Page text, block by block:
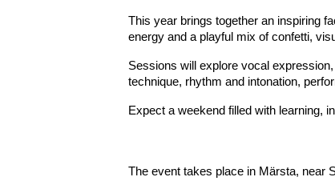
This year brings together an inspiring
energy and a playful mix of confetti,
Sessions will explore vocal
technique, rhythm and intonation,
Expect a weekend filled with learning,
The event takes place in Märsta, near